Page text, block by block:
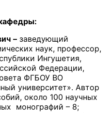
– заведующий
наук, профессор,
Ингушетия,
Федерации,
ФГБОУ ВО
университет». Автор
около 100 научных
монографий – 8;